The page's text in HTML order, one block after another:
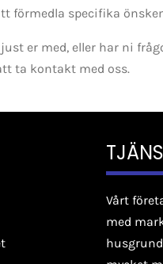
förmedla specifika
er med, eller har ni
ta kontakt med oss.
Vårt
med